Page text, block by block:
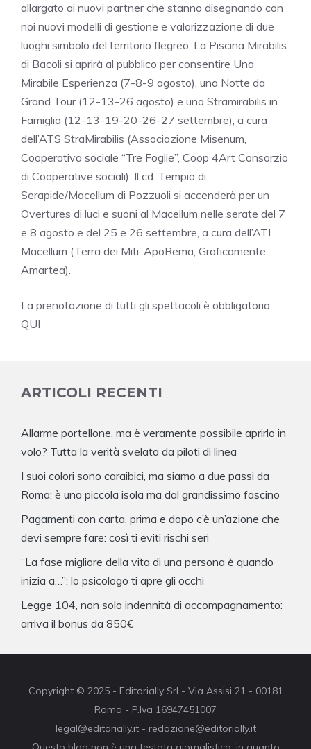
allargato ai nuovi partner che stanno disegnando con
noi nuovi modelli di gestione e valorizzazione di due
luoghi simbolo del territorio flegreo. La Piscina Mirabilis
di Bacoli si aprirà al pubblico per consentire Una
Mirabile Esperienza (7-8-9 agosto), una Notte da
Grand Tour (12-13-26 agosto) e una Stramirabilis in
Famiglia (12-13-19-20-26-27 settembre), a cura
dell’ATS StraMirabilis (Associazione Misenum,
Cooperativa sociale “Tre Foglie”, Coop 4Art Consorzio
di Cooperative sociali). Il cd. Tempio di
Serapide/Macellum di Pozzuoli si accenderà per un
Overtures di luci e suoni al Macellum nelle serate del 7
e 8 agosto e del 25 e 26 settembre, a cura dell’ATI
Macellum (Terra dei Miti, ApoRema, Graficamente,
Amartea).
La prenotazione di tutti gli spettacoli è obbligatoria
QUI
ARTICOLI RECENTI
Allarme portellone, ma è veramente possibile aprirlo in
volo? Tutta la verità svelata da piloti di linea
I suoi colori sono caraibici, ma siamo a due passi da
Roma: è una piccola isola ma dal grandissimo fascino
Pagamenti con carta, prima e dopo c’è un’azione che
devi sempre fare: così ti eviti rischi seri
“La fase migliore della vita di una persona è quando
inizia a…”: lo psicologo ti apre gli occhi
Legge 104, non solo indennità di accompagnamento:
arriva il bonus da 850€
Copyright © 2025 - Editorially Srl - Via Assisi 21 - 00181
Roma - P.Iva 16947451007
legal@editorially.it - redazione@editorially.it